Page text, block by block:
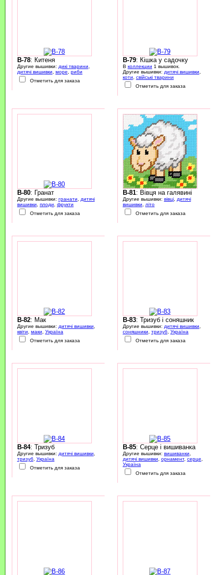
B-78: Китеня
Другие вышивки: дикі тварини
дитячі вишивки
море
риби
Отметить для заказа
B-79: Кішка у садочку
В коллекции 1 вышивок.
Другие вышивки: дитячі вишивки
коти
свійські тварини
Отметить для заказа
B-80: Гранат
Другие вышивки: гранати
дитячі
вишивки
плоди
фрукти
Отметить для заказа
B-81: Вівця на галявині
Другие вышивки: вівці,
дитячі
вишивки
літо
Отметить для заказа
B-82: Мак
Другие вышивки: дитячі вишивки
квіти
маки
Україна
Отметить для заказа
B-83: Тризуб і соняшник
Другие вышивки: дитячі вишивки
соняшники
тризуб, Україна
Отметить для заказа
B-84: Тризуб
Другие вышивки: дитячі вишивки
тризуб, Україна
Отметить для заказа
B-85: Серце і вишиванка
Другие вышивки: вишиванки
дитячі вишивки
орнамент, серце
Україна
Отметить для заказа